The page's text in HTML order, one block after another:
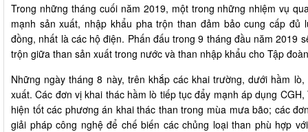
Trong những tháng cuối năm 2019, một trong những nhiệm vụ
mạnh sản xuất, nhập khẩu pha trộn than đảm bảo cung cấp đủ
đồng, nhất là các hộ điện. Phấn đấu trong 9 tháng đầu năm 2019
trộn giữa than sản xuất trong nước và than nhập khẩu cho Tập
Những ngày tháng 8 này, trên khắp các khai trường, dưới hầm
xuất. Các đơn vị khai thác hầm lò tiếp tục đẩy mạnh áp dụng
hiện tốt các phương án khai thác than trong mùa mưa bão; các
giải pháp công nghệ để chế biến các chủng loại than phù hợp